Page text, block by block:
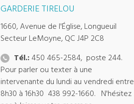
GARDERIE TIRELOU
1660, Avenue de l'Église, Longueuil
Secteur LeMoyne, QC J4P 2C8
Tél.:450 465-2584, poste 244.
Pour parler ou texter à une
intervenante du lundi au vendredi entre
8h30 à 16h30 438 992-1660. N'hésitez